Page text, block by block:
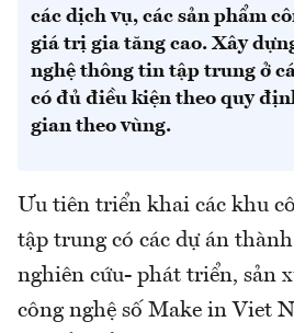
các dịch vụ, các sản phẩm
giá trị gia tăng cao. Xây
nghệ thông tin tập trung ở
có đủ điều kiện theo quy
gian theo vùng.
Ưu tiên triển khai các khu
tập trung có các dự án
nghiên cứu- phát triển, sản
công nghệ số Make in Viet